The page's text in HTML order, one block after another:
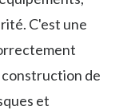
C'est une
de
et